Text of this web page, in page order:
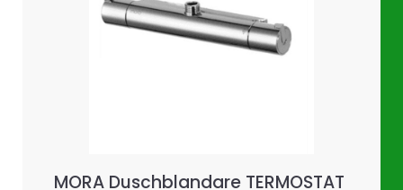
MORA Duschblandare TERMOSTAT